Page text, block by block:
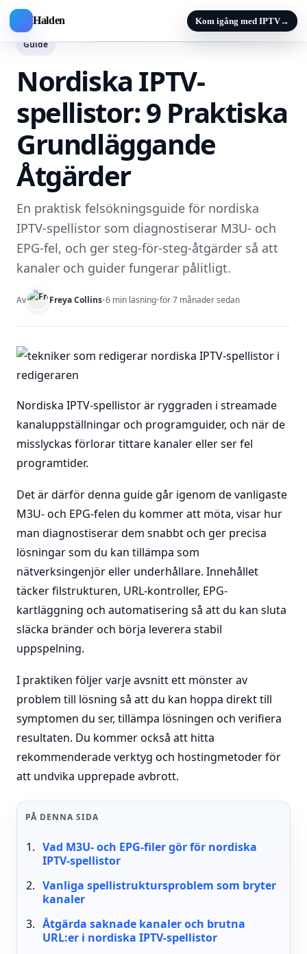
Halden Kom igång med IPTV→
Guide
Nordiska IPTV-
spellistor: 9 Praktiska
Grundläggande
Åtgärder
En praktisk felsökningsguide för nordiska
IPTV-spellistor som diagnostiserar M3U- och
EPG-fel, och ger steg-för-steg-åtgärder så att
kanaler och guider fungerar pålitligt.
Av Freya Collins•6 min läsning•för 7 månader sedan
Nordiska IPTV-spellistor är ryggraden i streamade
kanaluppställningar och programguider, och när de
misslyckas förlorar tittare kanaler eller ser fel
programtider.
Det är därför denna guide går igenom de vanligaste
M3U- och EPG-felen du kommer att möta, visar hur
man diagnostiserar dem snabbt och ger precisa
lösningar som du kan tillämpa som
nätverksingenjör eller underhållare. Innehållet
täcker filstrukturen, URL-kontroller, EPG-
kartläggning och automatisering så att du kan sluta
släcka bränder och börja leverera stabil
uppspelning.
I praktiken följer varje avsnitt ett mönster av
problem till lösning så att du kan hoppa direkt till
symptomen du ser, tillämpa lösningen och verifiera
resultaten. Du kommer också att hitta
rekommenderade verktyg och hostingmetoder för
att undvika upprepade avbrott.
PÅ DENNA SIDA
Vad M3U- och EPG-filer gör för nordiska
IPTV-spellistor
Vanliga spellistruktursproblem som bryter
kanaler
Åtgärda saknade kanaler och brutna
URL:er i nordiska IPTV-spellistor